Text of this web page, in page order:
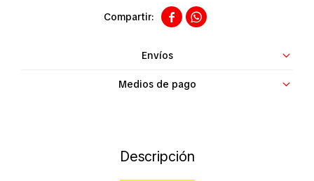
 
Envíos
Medios de pago
Descripción